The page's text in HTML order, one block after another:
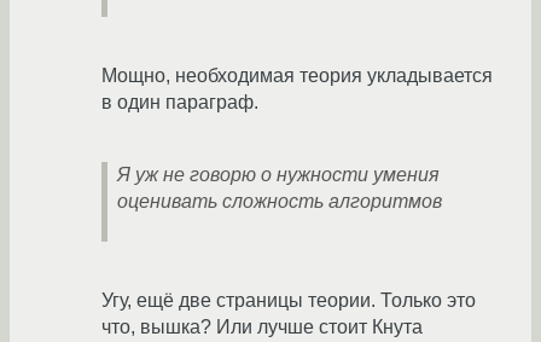
Мощно, необходимая теория укладывается
в один параграф.
Я уж не говорю о нужности умения
оценивать сложность алгоритмов
Угу, ещё две страницы теории. Только это
что, вышка? Или лучше стоит Кнута